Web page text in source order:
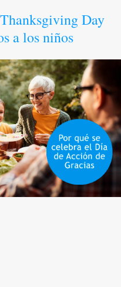
Day
a los niños